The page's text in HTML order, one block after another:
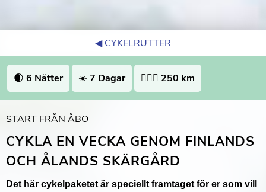
◀︎ CYKELRUTTER
🌒 6 Nätter ☀️ 7 Dagar 🚴🏻‍♀️ 250 km
START FRÅN ÅBO
CYKLA EN VECKA GENOM FINLANDS
OCH ÅLANDS SKÄRGÅRD
Det här cykelpaketet är speciellt framtaget för er som vill